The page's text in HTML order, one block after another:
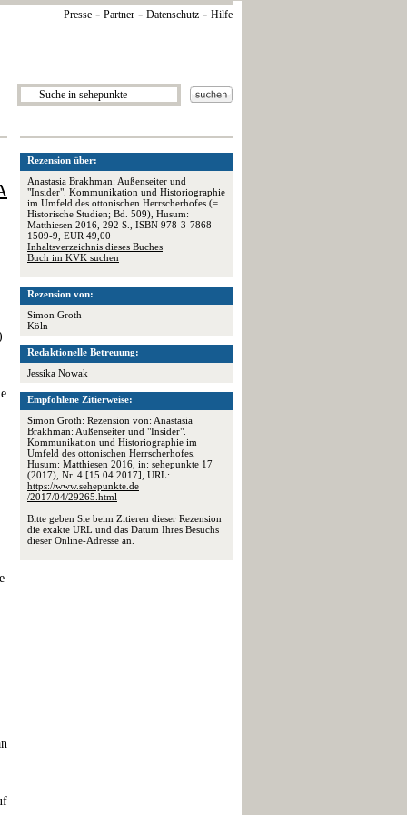
Presse - Partner - Datenschutz - Hilfe
Rezension über:
Anastasia Brakhman: Außenseiter und
"Insider". Kommunikation und Historiographie
im Umfeld des ottonischen Herrscherhofes (=
Historische Studien; Bd. 509), Husum:
Matthiesen 2016, 292 S., ISBN 978-3-7868-
1509-9, EUR 49,00
Inhaltsverzeichnis dieses Buches
Buch im KVK suchen
Rezension von:
Simon Groth
Köln
Redaktionelle Betreuung:
Jessika Nowak
Empfohlene Zitierweise:
Simon Groth: Rezension von: Anastasia
Brakhman: Außenseiter und "Insider".
Kommunikation und Historiographie im
Umfeld des ottonischen Herrscherhofes,
Husum: Matthiesen 2016, in: sehepunkte 17
(2017), Nr. 4 [15.04.2017], URL:
https://www.sehepunkte.de
/2017/04/29265.html
Bitte geben Sie beim Zitieren dieser Rezension
die exakte URL und das Datum Ihres Besuchs
dieser Online-Adresse an.